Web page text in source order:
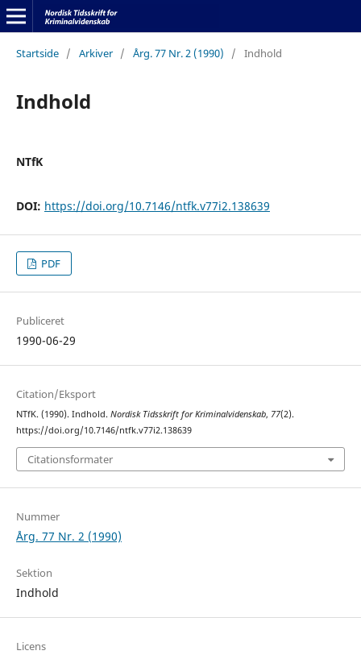
Startside / Arkiver / Årg. 77 Nr. 2 (1990) / Indhold
Indhold
NTfK
DOI: https://doi.org/10.7146/ntfk.v77i2.138639
PDF
Publiceret
1990-06-29
Citation/Eksport
NTfK. (1990). Indhold. Nordisk Tidsskrift for Kriminalvidenskab, 77(2).
https://doi.org/10.7146/ntfk.v77i2.138639
Citationsformater
Nummer
Årg. 77 Nr. 2 (1990)
Sektion
Indhold
Licens